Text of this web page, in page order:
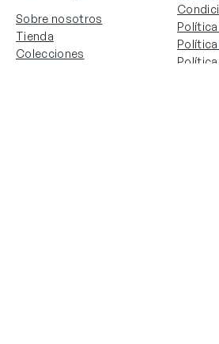
Sobre nosotros
Tienda
Colecciones
Política